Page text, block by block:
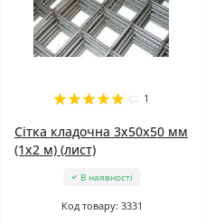
1
Сітка кладочна 3x50x50 мм
(1x2 м) (лист)
В наявності
Код товару: 3331